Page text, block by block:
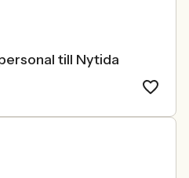
till Nytida